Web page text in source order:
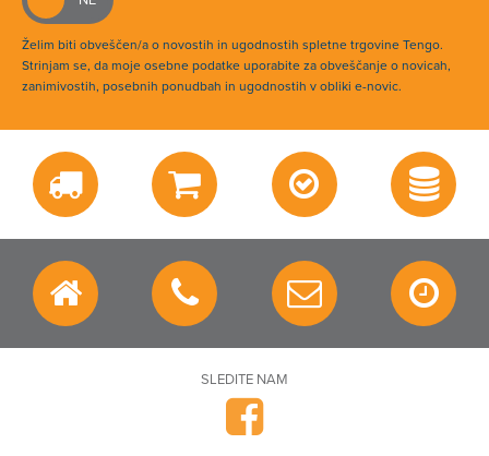
Želim biti obveščen/a o novostih in ugodnostih spletne trgovine Tengo.
Strinjam se, da moje osebne podatke uporabite za obveščanje o novicah,
zanimivostih, posebnih ponudbah in ugodnostih v obliki e-novic.
SLEDITE NAM